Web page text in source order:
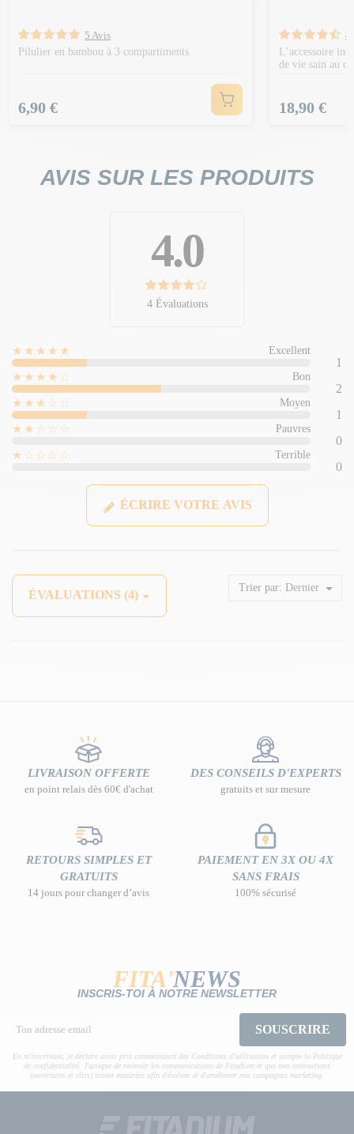
5 Avis
Pilulier en bambou à 3 compartiments
Prix
6,90 €
4
L’accessoire
de vie sain au
Prix
18,90 €
AVIS SUR LES PRODUITS
4.0
4 Évaluations
★★★★★ Excellent
1
★★★★☆
Bon
2
★★★☆☆
Moyen
1
★★☆☆☆
Pauvres
0
★☆☆☆☆
Terrible
0
ÉCRIRE VOTRE AVIS
ÉVALUATIONS (4)
Trier par: Dernier
LIVRAISON OFFERTE
en point relais dès 60€ d'achat
DES CONSEILS D'EXPERTS
gratuits et sur mesure
RETOURS SIMPLES ET
GRATUITS
14 jours pour changer d’avis
PAIEMENT EN 3X OU 4X
SANS FRAIS
100% sécurisé
FITA'NEWS
INSCRIS-TOI À NOTRE NEWSLETTER
SOUSCRIRE
En m'inscrivant, je déclare avoir pris connaissance des Conditions d’utilisation et accepte la Politique
de confidentialité. J'accepte de recevoir les communications de Fitadium et que mes interactions
(ouvertures et clics) soient mesurées afin d'évaluer et d'améliorer nos campagnes marketing.